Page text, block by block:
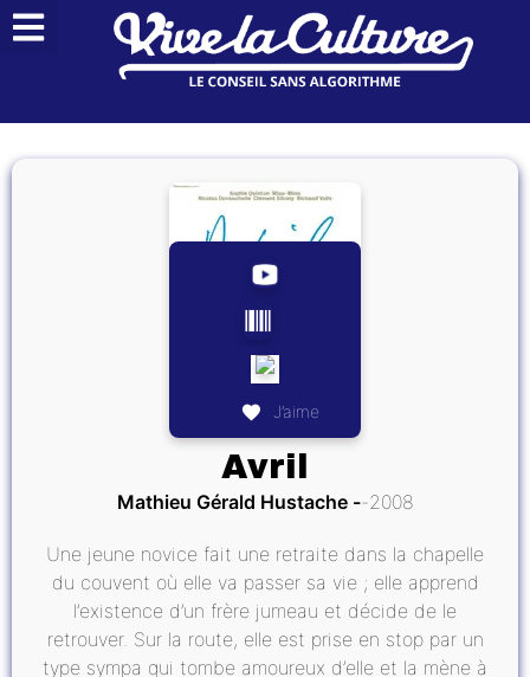
J’aime
Avril
Mathieu Gérald Hustache 2008
Une jeune novice fait une retraite dans la chapelle
du couvent où elle va passer sa vie ; elle apprend
l’existence d’un frère jumeau et décide de le
retrouver. Sur la route, elle est prise en stop par un
type sympa qui tombe amoureux d’elle et la mène à